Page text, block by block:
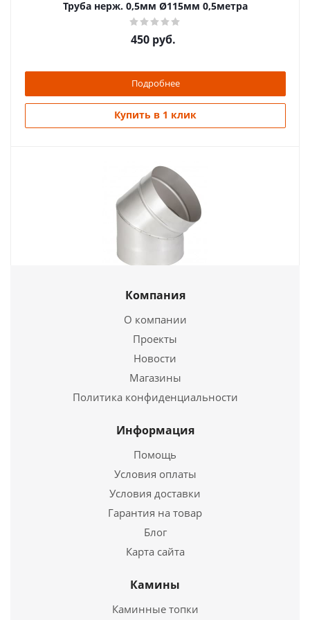
Труба нерж. 0,5мм Ø115мм 0,5метра
450руб.
Подробнее
Купить в 1 клик
934руб.
Подробнее
Купить в 1 клик
Компания
О компании
Проекты
Новости
Магазины
Политика конфиденциальности
Информация
Помощь
Условия оплаты
Условия доставки
Гарантия на товар
Блог
Карта сайта
Камины
Каминные топки